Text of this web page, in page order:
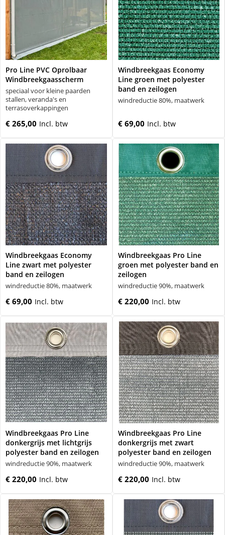
Pro Line PVC Oprolbaar
Windbreekgaasscherm
speciaal voor kleine paarden
stallen, veranda's en
terrasoverkappingen
€ 265,00
Windbreekgaas Economy
Line groen met polyester
band en zeilogen
windreductie 80%, maatwerk
€ 69,00
Windbreekgaas Economy
Line zwart met polyester
band en zeilogen
windreductie 80%, maatwerk
€ 69,00
Windbreekgaas Pro Line
groen met polyester band en
zeilogen
windreductie 90%, maatwerk
€ 220,00
Windbreekgaas Pro Line
donkergrijs met lichtgrijs
polyester band en zeilogen
windreductie 90%, maatwerk
€ 220,00
Windbreekgaas Pro Line
donkergrijs met zwart
polyester band en zeilogen
windreductie 90%, maatwerk
€ 220,00